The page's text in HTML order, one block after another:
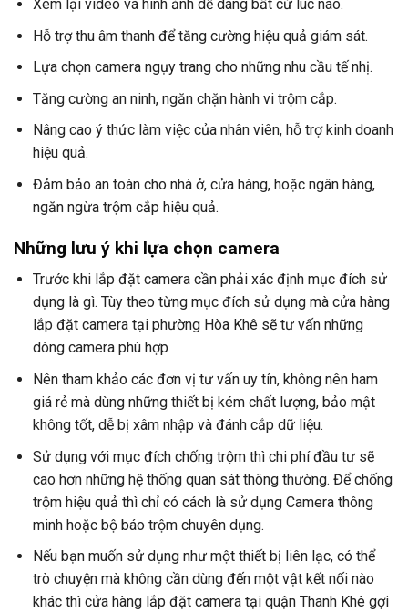
Xem lại video và hình ảnh dễ dàng bất cứ lúc nào.
Hỗ trợ thu âm thanh để tăng cường hiệu quả giám sát.
Lựa chọn camera ngụy trang cho những nhu cầu tế nhị.
Tăng cường an ninh, ngăn chặn hành vi trộm cắp.
Nâng cao ý thức làm việc của nhân viên, hỗ trợ kinh doanh
hiệu quả.
Đảm bảo an toàn cho nhà ở, cửa hàng, hoặc ngân hàng,
ngăn ngừa trộm cắp hiệu quả.
Những lưu ý khi lựa chọn camera
Trước khi lắp đặt camera cần phải xác định mục đích sử
dụng là gì. Tùy theo từng mục đích sử dụng mà cửa hàng
lắp đặt camera tại phường Hòa Khê sẽ tư vấn những
dòng camera phù hợp
Nên tham khảo các đơn vị tư vấn uy tín, không nên ham
giá rẻ mà dùng những thiết bị kém chất lượng, bảo mật
không tốt, dễ bị xâm nhập và đánh cắp dữ liệu.
Sử dụng với mục đích chống trộm thì chi phí đầu tư sẽ
cao hơn những hệ thống quan sát thông thường. Để chống
trộm hiệu quả thì chỉ có cách là sử dụng Camera thông
minh hoặc bộ báo trộm chuyên dụng.
Nếu bạn muốn sử dụng như một thiết bị liên lạc, có thể
trò chuyện mà không cần dùng đến một vật kết nối nào
khác thì cửa hàng lắp đặt camera tại quận Thanh Khê gợi